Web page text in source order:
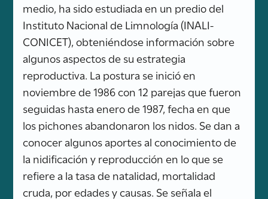
medio, ha sido estudiada en un predio del
Instituto Nacional de Limnología (INALI-
CONICET), obteniéndose información sobre
algunos aspectos de su estrategia
reproductiva. La postura se inició en
noviembre de 1986 con 12 parejas que fueron
seguidas hasta enero de 1987, fecha en que
los pichones abandonaron los nidos. Se dan a
conocer algunos aportes al conocimiento de
la nidificación y reproducción en lo que se
refiere a la tasa de natalidad, mortalidad
cruda, por edades y causas. Se señala el